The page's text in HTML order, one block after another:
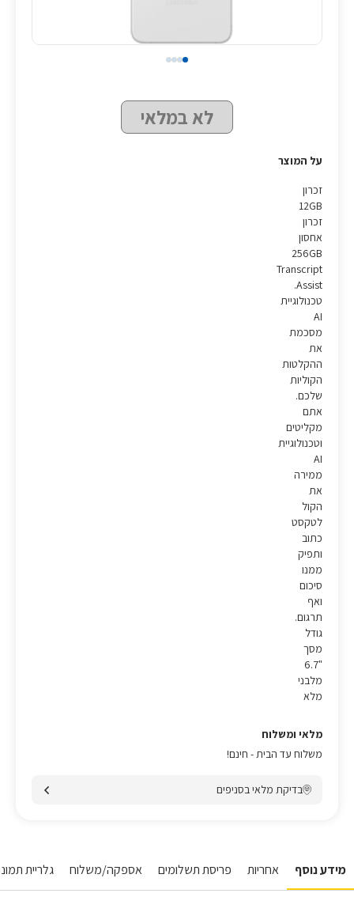
לא במלאי
על המוצר
זכרון
12GB
זכרון
אחסון
256GB
Transcript
Assist.
טכנולוגיית
AI
מסכמת
את
ההקלטות
הקוליות
שלכם.
אתם
מקליטים
וטכנולוגיית
AI
ממירה
את
הקול
לטקסט
כתוב
ותפיק
ממנו
סיכום
ואף
תרגום.
גודל
מסך
"6.7
מלבני
מלא
מלאי ומשלוח
משלוח עד הבית - חינם!
בדיקת מלאי בסניפים
מידע נוסף אחריות פריסת תשלומים אספקה/משלוח גלריית